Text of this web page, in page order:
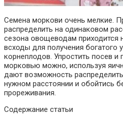
Семена моркови очень мелкие.
распределить на одинаковом
сезона овощеводам приходится
всходы для получения богатого
корнеплодов. Упростить посев
морковью можно, используя
дают возможность
нужном расстоянии и обойтись
прореживания.
Содержание статьи